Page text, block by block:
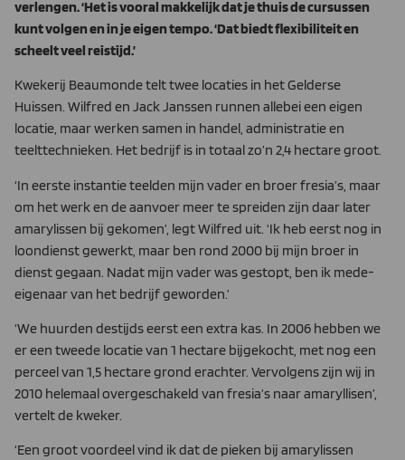
verlengen. ‘Het is vooral makkelijk dat je thuis de cursussen
kunt volgen en in je eigen tempo. ‘Dat biedt flexibiliteit en
scheelt veel reistijd.’
Kwekerij Beaumonde telt twee locaties in het Gelderse
Huissen. Wilfred en Jack Janssen runnen allebei een eigen
locatie, maar werken samen in handel, administratie en
teelttechnieken. Het bedrijf is in totaal zo’n 2,4 hectare groot.
‘In eerste instantie teelden mijn vader en broer fresia’s, maar
om het werk en de aanvoer meer te spreiden zijn daar later
amarylissen bij gekomen’, legt Wilfred uit. ‘Ik heb eerst nog in
loondienst gewerkt, maar ben rond 2000 bij mijn broer in
dienst gegaan. Nadat mijn vader was gestopt, ben ik mede-
eigenaar van het bedrijf geworden.’
‘We huurden destijds eerst een extra kas. In 2006 hebben we
er een tweede locatie van 1 hectare bijgekocht, met nog een
perceel van 1,5 hectare grond erachter. Vervolgens zijn wij in
2010 helemaal overgeschakeld van fresia’s naar amaryllisen’,
vertelt de kweker.
‘Een groot voordeel vind ik dat de pieken bij amarylissen